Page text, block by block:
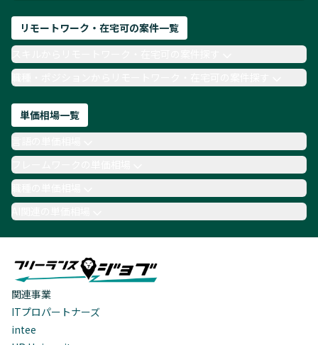
リモートワーク・在宅可の案件一覧
職種・ポジションからリモートワーク・在宅可の案件探す
単価相場一覧
職種の単価相場
AI関連の単価相場
関連事業
ITプロパートナーズ
intee